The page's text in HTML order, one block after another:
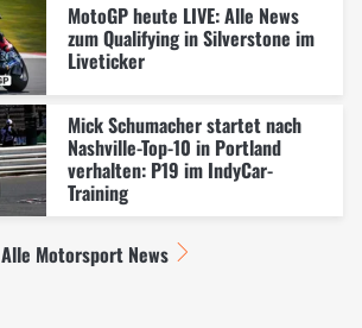
MotoGP heute LIVE: Alle News
zum Qualifying in Silverstone im
Liveticker
Mick Schumacher startet nach
Nashville-Top-10 in Portland
verhalten: P19 im IndyCar-
Training
Alle Motorsport News